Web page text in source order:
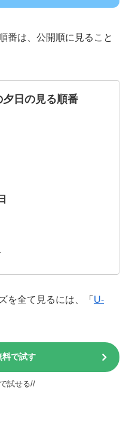
番は、公開順に見ること
日‎の見る順番
を全て見るには、「 U-
料で試す
試せる//